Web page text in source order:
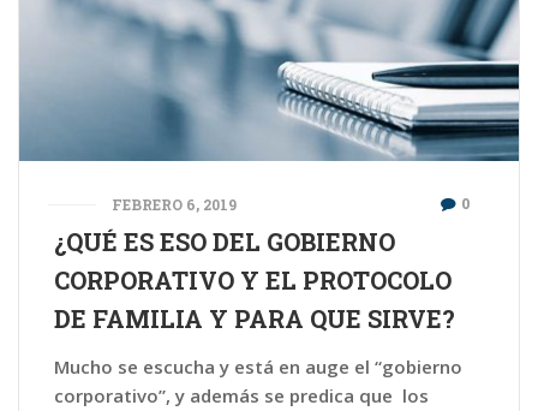
FEBRERO 6, 2019 0
¿QUÉ ES ESO DEL GOBIERNO
CORPORATIVO Y EL PROTOCOLO
DE FAMILIA Y PARA QUE SIRVE?
Mucho se escucha y está en auge el “gobierno
corporativo”, y además se predica que los